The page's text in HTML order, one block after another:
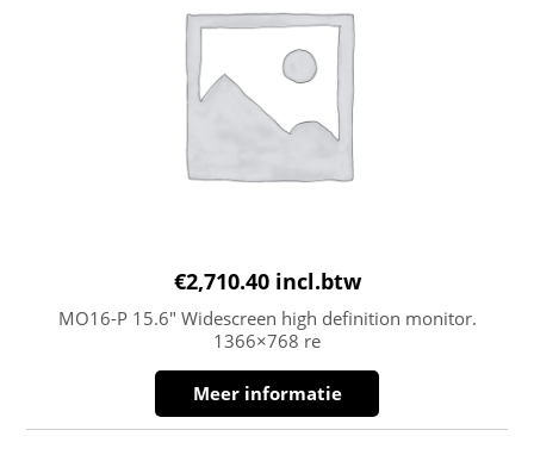
€2,710.40 incl.btw
MO16-P 15.6″ Widescreen high definition monitor.
1366×768 re
Meer informatie